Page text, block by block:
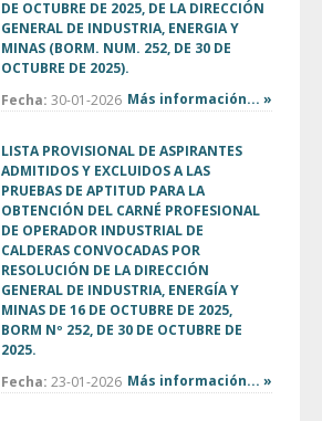
DE OCTUBRE DE 2025, DE LA DIRECCIÓN
GENERAL DE INDUSTRIA, ENERGIA Y
MINAS (BORM. NUM. 252, DE 30 DE
OCTUBRE DE 2025).
Fecha: 30-01-2026 Más información... »
LISTA PROVISIONAL DE ASPIRANTES
ADMITIDOS Y EXCLUIDOS A LAS
PRUEBAS DE APTITUD PARA LA
OBTENCIÓN DEL CARNÉ PROFESIONAL
DE OPERADOR INDUSTRIAL DE
CALDERAS CONVOCADAS POR
RESOLUCIÓN DE LA DIRECCIÓN
GENERAL DE INDUSTRIA, ENERGÍA Y
MINAS DE 16 DE OCTUBRE DE 2025,
BORM Nº 252, DE 30 DE OCTUBRE DE
2025.
Fecha: 23-01-2026 Más información... »